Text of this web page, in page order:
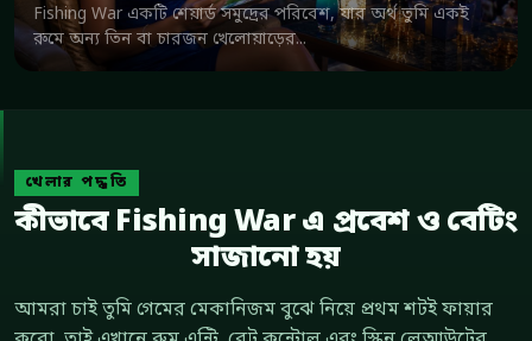
Fishing War একটি শেয়ার্ড সমুদ্রের পরিবেশ, যার অর্থ তুমি একই
রুমে অন্য তিন বা চারজন খেলোয়াড়ের...
খেলার পদ্ধতি
কীভাবে Fishing War এ প্রবেশ ও বেটিং
সাজানো হয়
আমরা চাই তুমি গেমের মেকানিজম বুঝে নিয়ে প্রথম শটই ফায়ার